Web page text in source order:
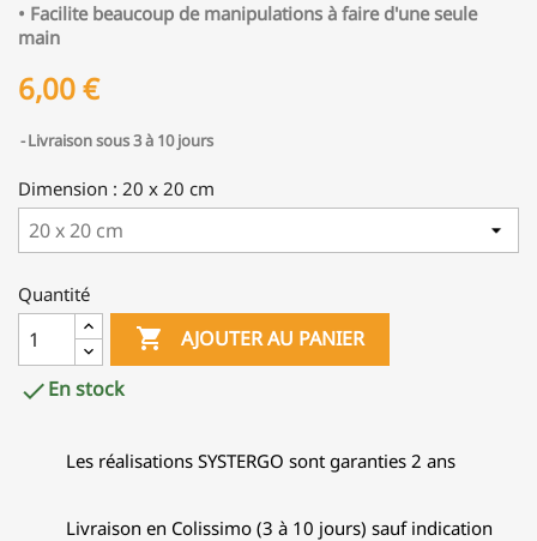
• Facilite beaucoup de manipulations à faire d'une seule
main
6,00 €
Livraison sous 3 à 10 jours
Dimension : 20 x 20 cm
Quantité
 AJOUTER AU PANIER
En stock
Les réalisations SYSTERGO sont garanties 2 ans
Livraison en Colissimo (3 à 10 jours) sauf indication